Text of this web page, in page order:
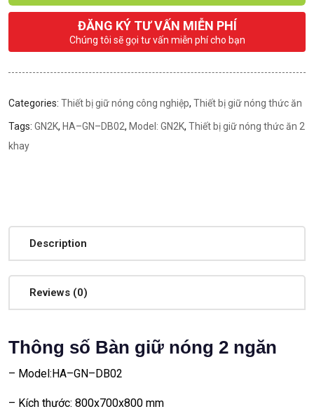
ĐĂNG KÝ TƯ VẤN MIỄN PHÍ
Chúng tôi sẽ gọi tư vấn miễn phí cho bạn
Categories: Thiết bị giữ nóng công nghiệp, Thiết bị giữ nóng thức ăn
Tags: GN2K, HA–GN–DB02, Model: GN2K, Thiết bị giữ nóng thức ăn 2
khay
Description
Reviews (0)
Thông số Bàn giữ nóng 2 ngăn
– Model:HA–GN–DB02
– Kích thước: 800x700x800 mm